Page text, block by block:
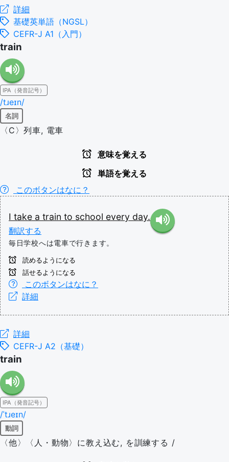
詳細
基礎英単語（NGSL）
CEFR-J A1（入門）
train
IPA（発音記号）
/tɹeɪn/
名詞
〈C〉列車, 電車
意味を覚える
単語を覚える
このボタンはなに？
I take a train to school every day.
翻訳する
毎日学校へは電車で行きます。
読めるようになる
話せるようになる
このボタンはなに？
詳細
詳細
CEFR-J A2（基礎）
train
IPA（発音記号）
/ˈtɹeɪn/
動詞
〈他〉〈人・動物〉に教え込む, を訓練する /